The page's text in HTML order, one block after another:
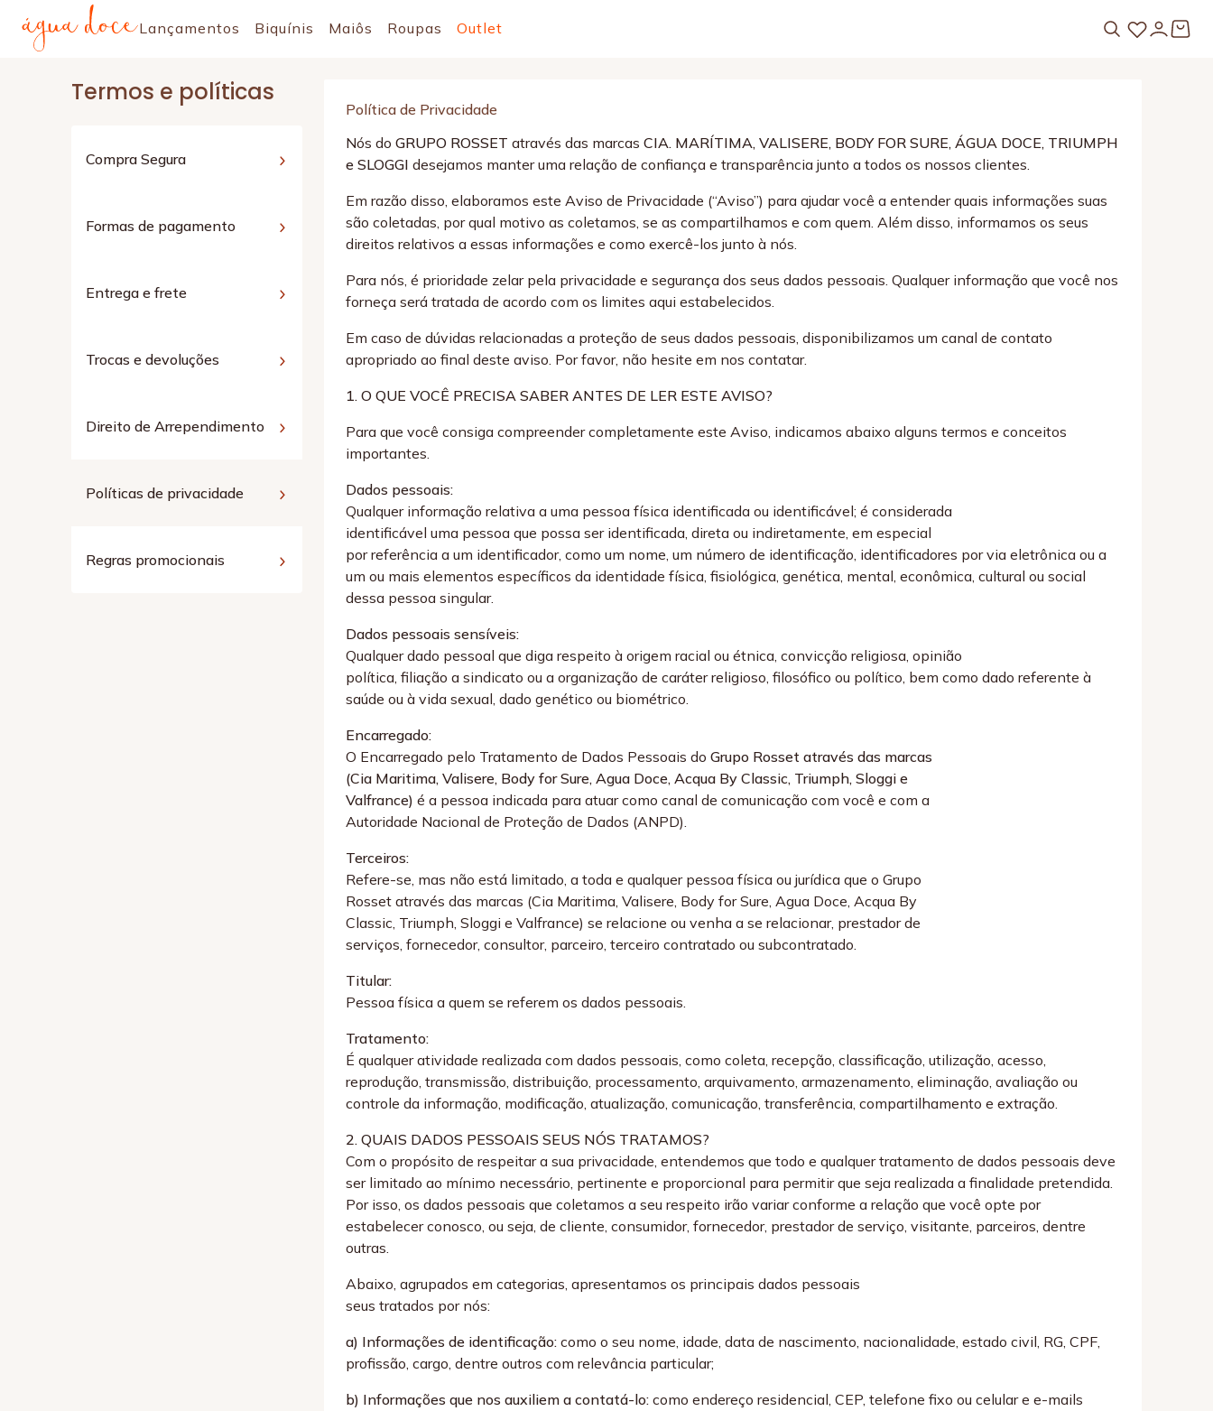
Lançamentos Biquínis Maiôs Roupas Outlet
Termos e políticas
Compra Segura
Formas de pagamento
Entrega e frete
Trocas e devoluções
Direito de Arrependimento
Políticas de privacidade
Regras promocionais
Política de Privacidade
Nós do GRUPO ROSSET através das marcas CIA. MARÍTIMA, VALISERE, BODY FOR SURE, ÁGUA DOCE, TRIUMPH
e SLOGGI desejamos manter uma relação de confiança e transparência junto a todos os nossos clientes.
Em razão disso, elaboramos este Aviso de Privacidade (“Aviso”) para ajudar você a entender quais informações suas
são coletadas, por qual motivo as coletamos, se as compartilhamos e com quem. Além disso, informamos os seus
direitos relativos a essas informações e como exercê-los junto à nós.
Para nós, é prioridade zelar pela privacidade e segurança dos seus dados pessoais. Qualquer informação que você nos
forneça será tratada de acordo com os limites aqui estabelecidos.
Em caso de dúvidas relacionadas a proteção de seus dados pessoais, disponibilizamos um canal de contato
apropriado ao final deste aviso. Por favor, não hesite em nos contatar.
1. O QUE VOCÊ PRECISA SABER ANTES DE LER ESTE AVISO?
Para que você consiga compreender completamente este Aviso, indicamos abaixo alguns termos e conceitos
importantes.
Dados pessoais:
Qualquer informação relativa a uma pessoa física identificada ou identificável; é considerada
identificável uma pessoa que possa ser identificada, direta ou indiretamente, em especial
por referência a um identificador, como um nome, um número de identificação, identificadores por via eletrônica ou a
um ou mais elementos específicos da identidade física, fisiológica, genética, mental, econômica, cultural ou social
dessa pessoa singular.
Dados pessoais sensíveis:
Qualquer dado pessoal que diga respeito à origem racial ou étnica, convicção religiosa, opinião
política, filiação a sindicato ou a organização de caráter religioso, filosófico ou político, bem como dado referente à
saúde ou à vida sexual, dado genético ou biométrico.
Encarregado:
O Encarregado pelo Tratamento de Dados Pessoais do Grupo Rosset através das marcas
(Cia Maritima, Valisere, Body for Sure, Agua Doce, Acqua By Classic, Triumph, Sloggi e
Valfrance) é a pessoa indicada para atuar como canal de comunicação com você e com a
Autoridade Nacional de Proteção de Dados (ANPD).
Terceiros:
Refere-se, mas não está limitado, a toda e qualquer pessoa física ou jurídica que o Grupo
Rosset através das marcas (Cia Maritima, Valisere, Body for Sure, Agua Doce, Acqua By
Classic, Triumph, Sloggi e Valfrance) se relacione ou venha a se relacionar, prestador de
serviços, fornecedor, consultor, parceiro, terceiro contratado ou subcontratado.
Titular:
Pessoa física a quem se referem os dados pessoais.
Tratamento:
É qualquer atividade realizada com dados pessoais, como coleta, recepção, classificação, utilização, acesso,
reprodução, transmissão, distribuição, processamento, arquivamento, armazenamento, eliminação, avaliação ou
controle da informação, modificação, atualização, comunicação, transferência, compartilhamento e extração.
2. QUAIS DADOS PESSOAIS SEUS NÓS TRATAMOS?
Com o propósito de respeitar a sua privacidade, entendemos que todo e qualquer tratamento de dados pessoais deve
ser limitado ao mínimo necessário, pertinente e proporcional para permitir que seja realizada a finalidade pretendida.
Por isso, os dados pessoais que coletamos a seu respeito irão variar conforme a relação que você opte por
estabelecer conosco, ou seja, de cliente, consumidor, fornecedor, prestador de serviço, visitante, parceiros, dentre
outras.
Abaixo, agrupados em categorias, apresentamos os principais dados pessoais
seus tratados por nós:
a) Informações de identificação: como o seu nome, idade, data de nascimento, nacionalidade, estado civil, RG, CPF,
profissão, cargo, dentre outros com relevância particular;
b) Informações que nos auxiliem a contatá-lo: como endereço residencial, CEP, telefone fixo ou celular e e-mails